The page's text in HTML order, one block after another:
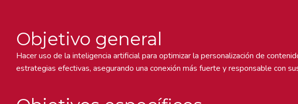
Objetivo general
Hacer uso de la inteligencia artificial para optimizar la personalización de
estrategias efectivas, asegurando una conexión más fuerte y responsable con